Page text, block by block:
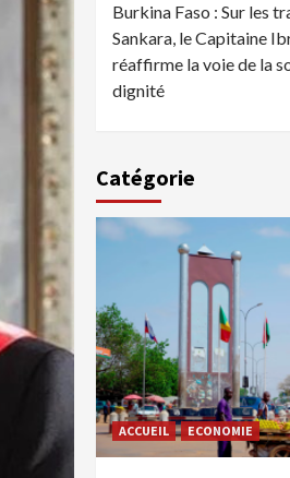
Burkina Faso : Sur les
Sankara, le Capitaine
réaffirme la voie de la
dignité
Catégorie
ACCUEIL ECONOMIE